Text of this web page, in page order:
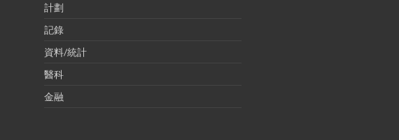
計劃
記錄
資料/統計
醫科
金融